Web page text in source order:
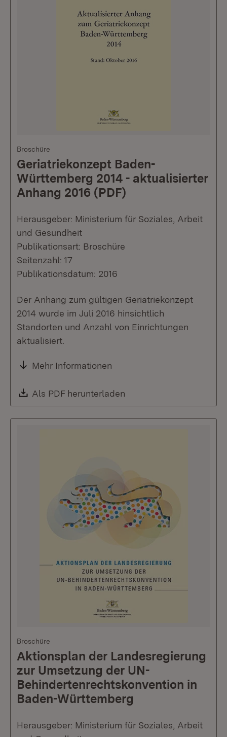
Broschüre
Geriatriekonzept Baden-
Württemberg 2014 - aktualisierter
Anhang 2016 (PDF)
Herausgeber: Ministerium für Soziales, Arbeit
und Gesundheit
Publikationsart: Broschüre
Seitenzahl: 17
Publikationsdatum: 2016
Der Anhang zum gültigen Geriatriekonzept
2014 wurde im Juli 2016 hinsichtlich
Standorten und Anzahl von Einrichtungen
aktualisiert.
Mehr Informationen
Download:
Als PDF herunterladen
Broschüre
Aktionsplan der Landesregierung
zur Umsetzung der UN-
Behindertenrechtskonvention in
Baden-Württemberg
Herausgeber: Ministerium für Soziales, Arbeit